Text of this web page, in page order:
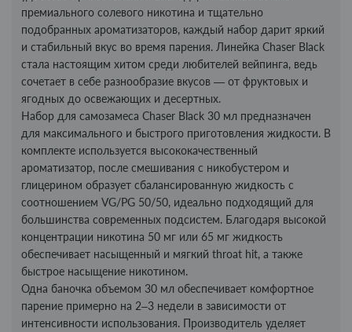
премиального солевого никотина и тщательно
подобранных ароматизаторов, каждый набор дарит яркий
и стабильный вкус во время парения. Линейка Chaser Black
стала настоящим хитом среди любителей вейпинга, ведь
сочетает в себе разнообразие вкусов — от фруктовых и
ягодных до освежающих и десертных.
Набор для самозамеса Chaser Black 30 мл предназначен
для максимального и быстрого приготовления жидкости. В
комплекте используется высококачественный
ароматизатор, после смешивания с никобустером и
глицерином образует сбалансированную жидкость с
соотношением VG/PG 50/50, идеально подходящий для
большинства современных подсистем. Благодаря высокой
концентрации никотина 50 мг или 65 мг жидкость
обеспечивает насыщенный и мягкий throat hit, а также
быстрое насыщение никотином.
Одна баночка объемом 30 мл обеспечивает комфортное
парение примерно на 2–3 недели в зависимости от
интенсивности использования. Производитель уделяет